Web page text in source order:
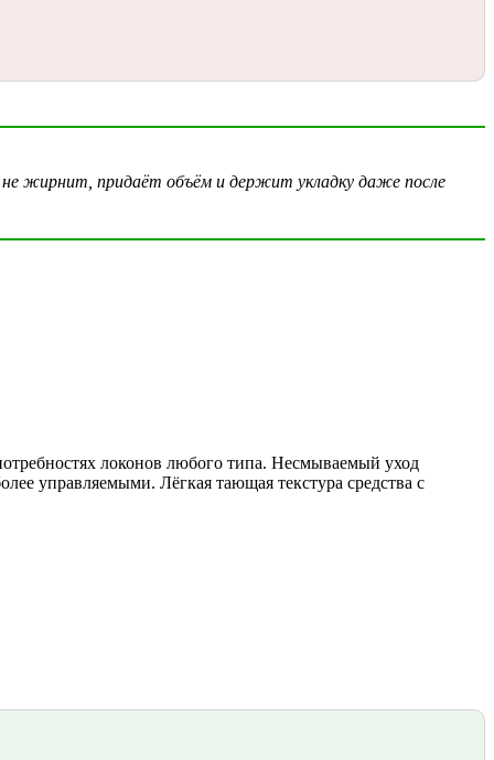
жирнит, придаёт объём и держит укладку даже после
локонов любого типа. Несмываемый уход
управляемыми. Лёгкая тающая текстура средства с